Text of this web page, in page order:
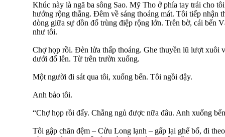
Khúc này là ngã ba sông Sao. Mỹ Tho ở phía tay trái cho
hướng rộng thẳng. Đêm về sáng thoáng mát. Tôi tiếp nhận
dòng giữa sự dồn đổ trùng điệp rộng lớn. Trên bờ, cái bến
như tôi.
Chợ họp rồi. Đèn lửa thấp thoáng. Ghe thuyền lũ lượt xuôi
dưới đổ lên. Từ trên trườn xuống.
Một người đi sát qua tôi, xuống bến. Tôi ngồi dậy.
Anh bảo tôi.
“Chợ họp rồi đấy. Chẳng ngủ được nữa đâu. Anh xuống
Tôi gập chăn đệm – Cửu Long lạnh – gấp lại ghế bố, đi